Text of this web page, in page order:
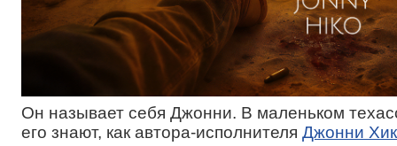
Он называет себя Джонни. В маленьком
его знают, как автора-исполнителя Джонни